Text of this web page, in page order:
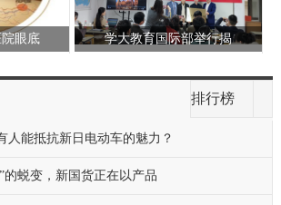
眼底 学大教育国际部举行揭
排行榜
人能抵抗新日电动车的魅力？
的蜕变，新国货正在以产品